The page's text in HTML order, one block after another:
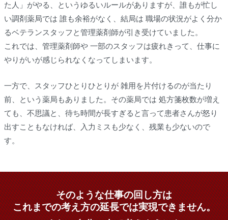
た人」がやる、というゆるいルールがありますが、誰もが忙し
い調剤薬局では 誰も余裕がなく、結局は 職場の状況がよく分か
るベテランスタッフと管理薬剤師が引き受けていました。
これでは、管理薬剤師や 一部のスタッフは疲れきって、仕事に
やりがいが感じられなくなってしまいます。
一方で、スタッフひとりひとりが 雑用を片付けるのが当たり
前、という薬局もありました。その薬局では 処方箋枚数が増え
ても、不思議と、待ち時間が長すぎると言って患者さんが怒り
出すこともなければ、入力ミスも少なく、残業も少ないので
す。
そのような仕事の回し方は
これまでの考え方の延長では実現できません。